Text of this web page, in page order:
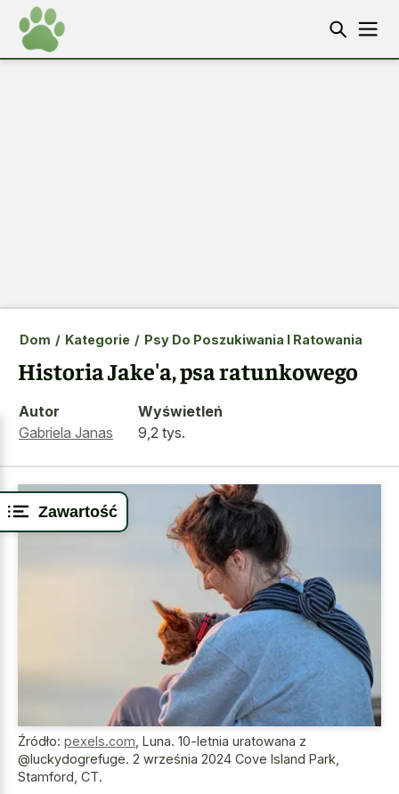
Zawartość
Dom / Kategorie / Psy Do Poszukiwania I Ratowania
Historia Jake'a, psa ratunkowego
Autor
Gabriela Janas
Wyświetleń
9,2 tys.
Źródło: pexels.com Luna. 10-letnia uratowana z
@luckydogrefuge. 2 września 2024 Cove Island Park,
Stamford, CT.